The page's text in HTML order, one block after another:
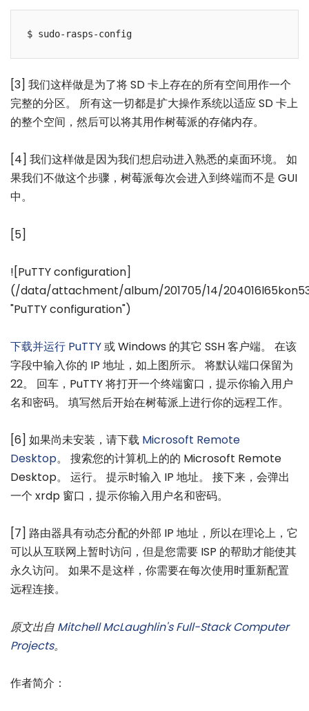
[3] 我们这样做是为了将 SD 卡上存在的所有空间用作一个
完整的分区。 所有这一切都是扩大操作系统以适应 SD 卡上
的整个空间，然后可以将其用作树莓派的存储内存。
[4] 我们这样做是因为我们想启动进入熟悉的桌面环境。 如
果我们不做这个步骤，树莓派每次会进入到终端而不是 GUI
中。
[5]
![PuTTY configuration]
(/data/attachment/album/201705/14/
"PuTTY configuration")
下载并运行 PuTTY或 Windows 的其它 SSH 客户端。 在该
字段中输入你的 IP 地址，如上图所示。 将默认端口保留为
22。 回车，PuTTY 将打开一个终端窗口，提示你输入用户
名和密码。 填写然后开始在树莓派上进行你的远程工作。
[6] 如果尚未安装，请下载 Microsoft Remote
Desktop。 搜索您的计算机上的的 Microsoft Remote
Desktop。 运行。 提示时输入 IP 地址。 接下来，会弹出
一个 xrdp 窗口，提示你输入用户名和密码。
[7] 路由器具有动态分配的外部 IP 地址，所以在理论上，它
可以从互联网上暂时访问，但是您需要 ISP 的帮助才能使其
永久访问。 如果不是这样，你需要在每次使用时重新配置
远程连接。
原文出自 Mitchell McLaughlin's Full-Stack Computer
Projects。
作者简介：